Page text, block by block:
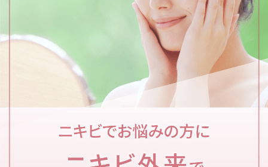
ニキビ・大人ニキビ・肌質改善
ニキビ跡・傷跡
多汗症・ワキガ